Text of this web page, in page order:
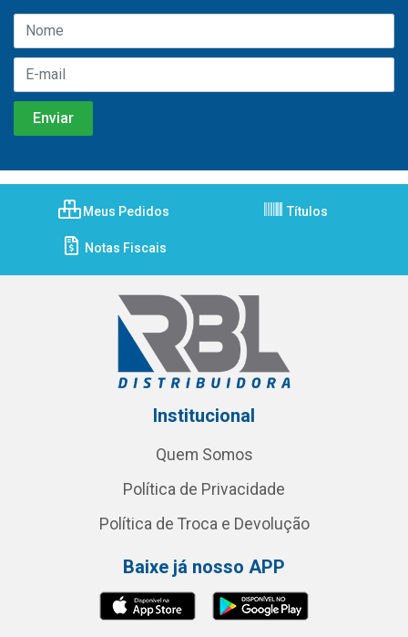
Meus Pedidos Títulos
Notas Fiscais
Institucional
Quem Somos
Política de Privacidade
Política de Troca e Devolução
Baixe já nosso APP